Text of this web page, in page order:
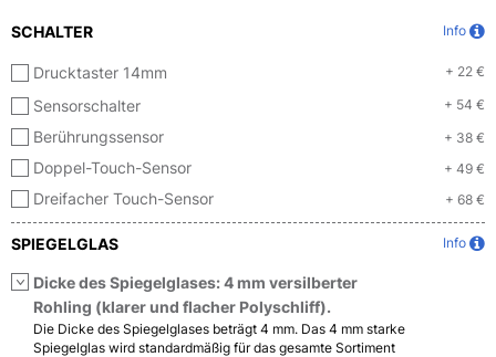
SCHALTER Info
Drucktaster 14mm + 22 €
Sensorschalter + 54 €
Berührungssensor + 38 €
Doppel-Touch-Sensor + 49 €
Dreifacher Touch-Sensor + 68 €
SPIEGELGLAS Info
Dicke des Spiegelglases: 4 mm versilberter
Rohling (klarer und flacher Polyschliff).
Die Dicke des Spiegelglases beträgt 4 mm. Das 4 mm starke
Spiegelglas wird standardmäßig für das gesamte Sortiment